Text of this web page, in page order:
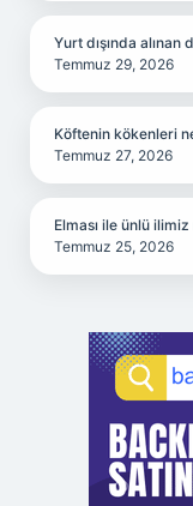
Yurt dışında
Temmuz 29, 2026
Köftenin kökenleri
Temmuz 27, 2026
Elması ile ünlü
Temmuz 25, 2026